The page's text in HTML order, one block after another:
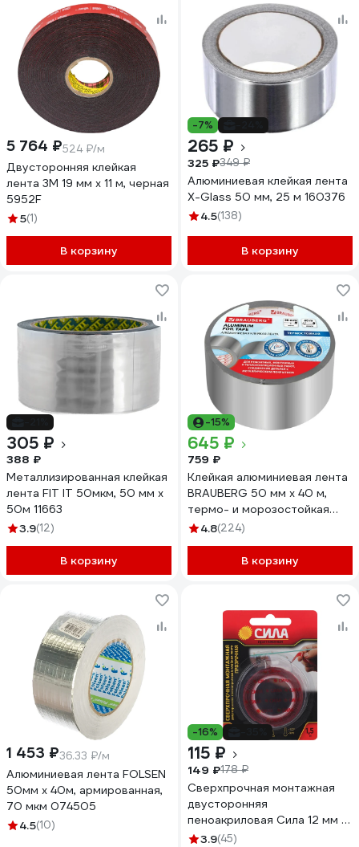
5 764 ₽524 ₽/м
Двусторонняя клейкая
лента 3М 19 мм х 11 м, черная
5952F
5(1)
В корзину
-7%
265 ₽
325 ₽349 ₽
Алюминиевая клейкая лента
X-Glass 50 мм, 25 м 160376
4.5(138)
В корзину
305 ₽
388 ₽
Металлизированная клейкая
лента FIT IT 50мкм, 50 мм х
50м 11663
3.9(12)
В корзину
-15%
645 ₽
759 ₽
Клейкая алюминиевая лента
BRAUBERG 50 мм х 40 м,
термо- и морозостойкая
606769
4.8(224)
В корзину
1 453 ₽36.33 ₽/м
Алюминиевая лента FOLSEN
50мм x 40м, армированная,
70 мкм 074505
4.5(10)
-16%
115 ₽
149 ₽178 ₽
Сверхпрочная монтажная
двусторонняя
пеноакриловая Сила 12 мм х
1.5 м Б0046371
3.9(45)